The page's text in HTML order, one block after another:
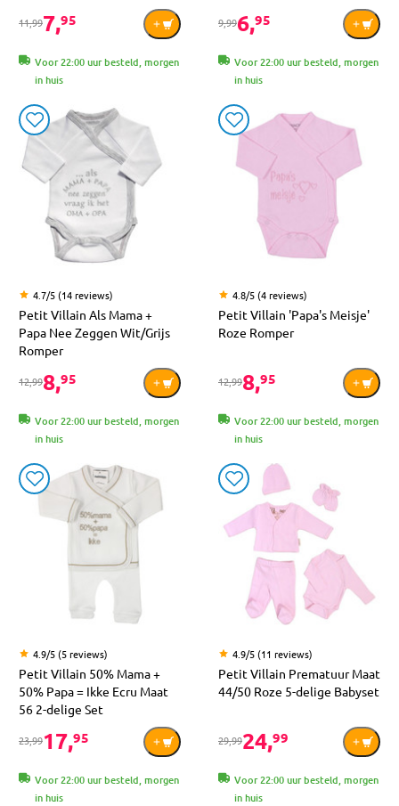
11,997,95
Voor 22:00 uur besteld, morgen
in huis
9,996,95
Voor 22:00 uur besteld, morgen
in huis
4.7/5 (14 reviews)
Petit Villain Als Mama +
Papa Nee Zeggen Wit/Grijs
Romper
12,998,95
Voor 22:00 uur besteld, morgen
in huis
4.8/5 (4 reviews)
Petit Villain 'Papa's Meisje'
Roze Romper
12,998,95
Voor 22:00 uur besteld, morgen
in huis
4.9/5 (5 reviews)
Petit Villain 50% Mama +
50% Papa = Ikke Ecru Maat
56 2-delige Set
23,9917,95
Voor 22:00 uur besteld, morgen
in huis
4.9/5 (11 reviews)
Petit Villain Prematuur Maat
44/50 Roze 5-delige Babyset
29,9924,99
Voor 22:00 uur besteld, morgen
in huis